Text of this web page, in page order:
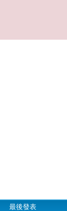
最後發表